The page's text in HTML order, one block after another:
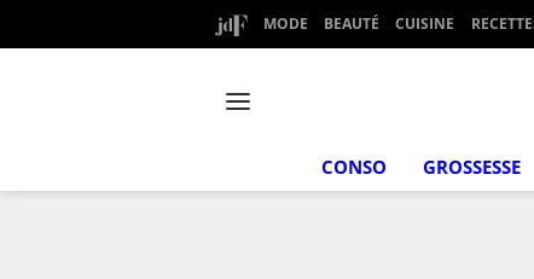
MODE BEAUTÉ CUISINE
CONSO GROSSESSE